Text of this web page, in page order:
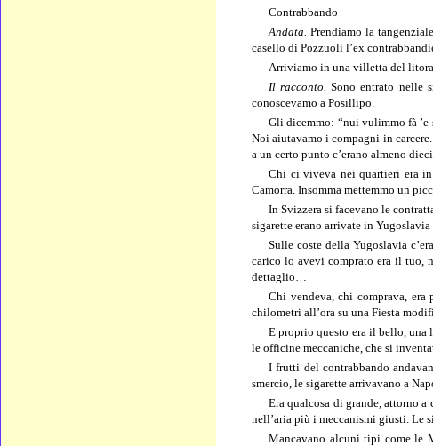
Contrabbando
Andata.Prendiamo la
casello di Pozzuoli l’ex
Arriviamo in una villetta del
Il racconto.Sono entrato nelle
conoscevamo a Posillipo.
Gli dicemmo: “nui vulimmo fà ’e
Noi aiutavamo i compagni in
a un certo punto c’erano almeno
Chi ci viveva nei quartieri era
Camorra. Insomma mettemmo un
In Svizzera si facevano le
sigarette erano arrivate in
Sulle coste della Yugoslavia
carico lo avevi comprato era il tuo,
dettaglio…
Chi vendeva, chi comprava,
chilometri all’ora su una Fiesta
E proprio questo era il bello, una
le officine meccaniche, che si
I frutti del contrabbando
smercio, le sigarette arrivavano a
Era qualcosa di grande, attorno
nell’aria più i meccanismi giusti. Le
Mancavano alcuni tipi come le